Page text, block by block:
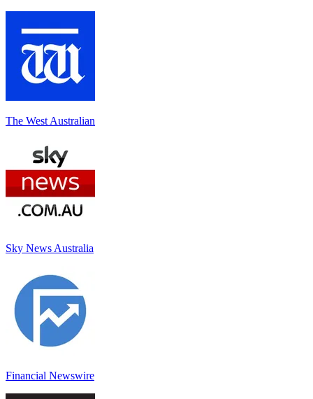
The West Australian
Sky News Australia
Financial Newswire